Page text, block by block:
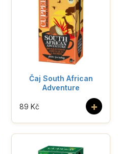
Čaj South African
Adventure
+
89 Kč